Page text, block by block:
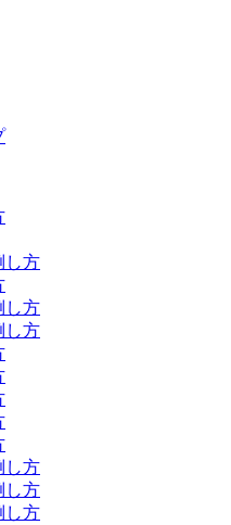
し方
し方
し方
し方
し方
し方